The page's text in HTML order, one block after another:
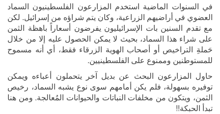
في السنوات الماضية استخدم المزارعون الفلسطينيون السماد
العضوي في أراضيهم الزراعية، وكان يتم شراؤه من إسرائيل. لكن
مع تقدم السنين بات الإسرائيليون يفرضون أسعاراً باهظة الثمن
على شراء هذا السماد، بحيث لا يمكن الحصول عليه إلا من خلال
حَملةِ التراخيص أو أصحاب الهوية الزرقاء فقط، أي أنه مسموح
للمستوطنين وممنوع على الفلسطينيين.
حاول المزارعون البحث عن بديل آخر يتحملون أعباءه ويمكن
توفيره بسهولة، فلم يكن أمامهم سوى نوع يشبه السماد، رخيص
الثمن، ويتكون من مخلفات النباتات والحيوانات المُعالجة. ومن هنا
تبدأ الحبكة!!